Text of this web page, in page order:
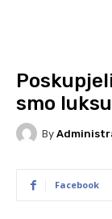
smo
By
Facebook